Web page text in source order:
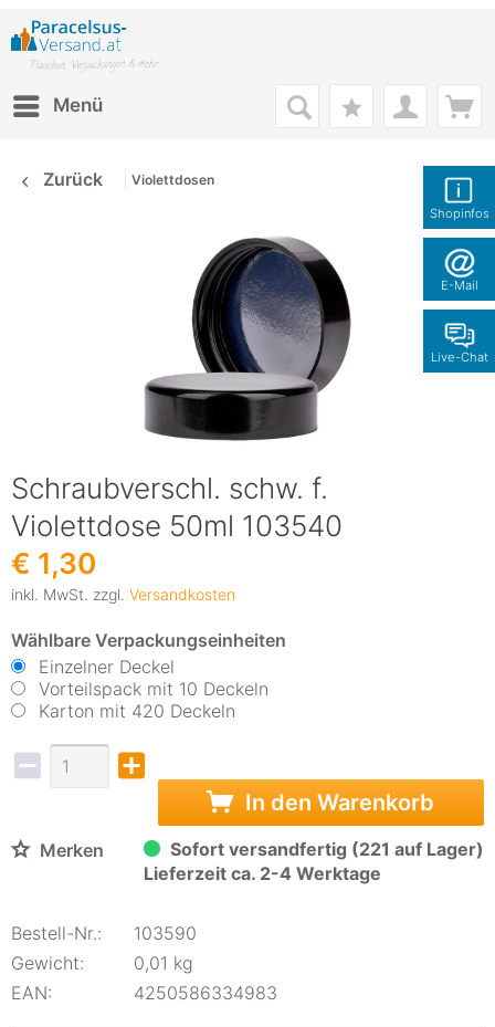
Shopinfos
E-Mail
Live-Chat
Menü
Zurück Violettdosen
Schraubverschl. schw. f.
Violettdose 50ml 103540
€ 1,30
inkl. MwSt. zzgl. Versandkosten
Wählbare Verpackungseinheiten
Einzelner Deckel
Vorteilspack mit 10 Deckeln
Karton mit 420 Deckeln
In den Warenkorb
Merken
Sofort versandfertig (221 auf Lager)
Lieferzeit ca. 2-4 Werktage
Bestell-Nr.:
103590
Gewicht:
0,01 kg
EAN:
4250586334983